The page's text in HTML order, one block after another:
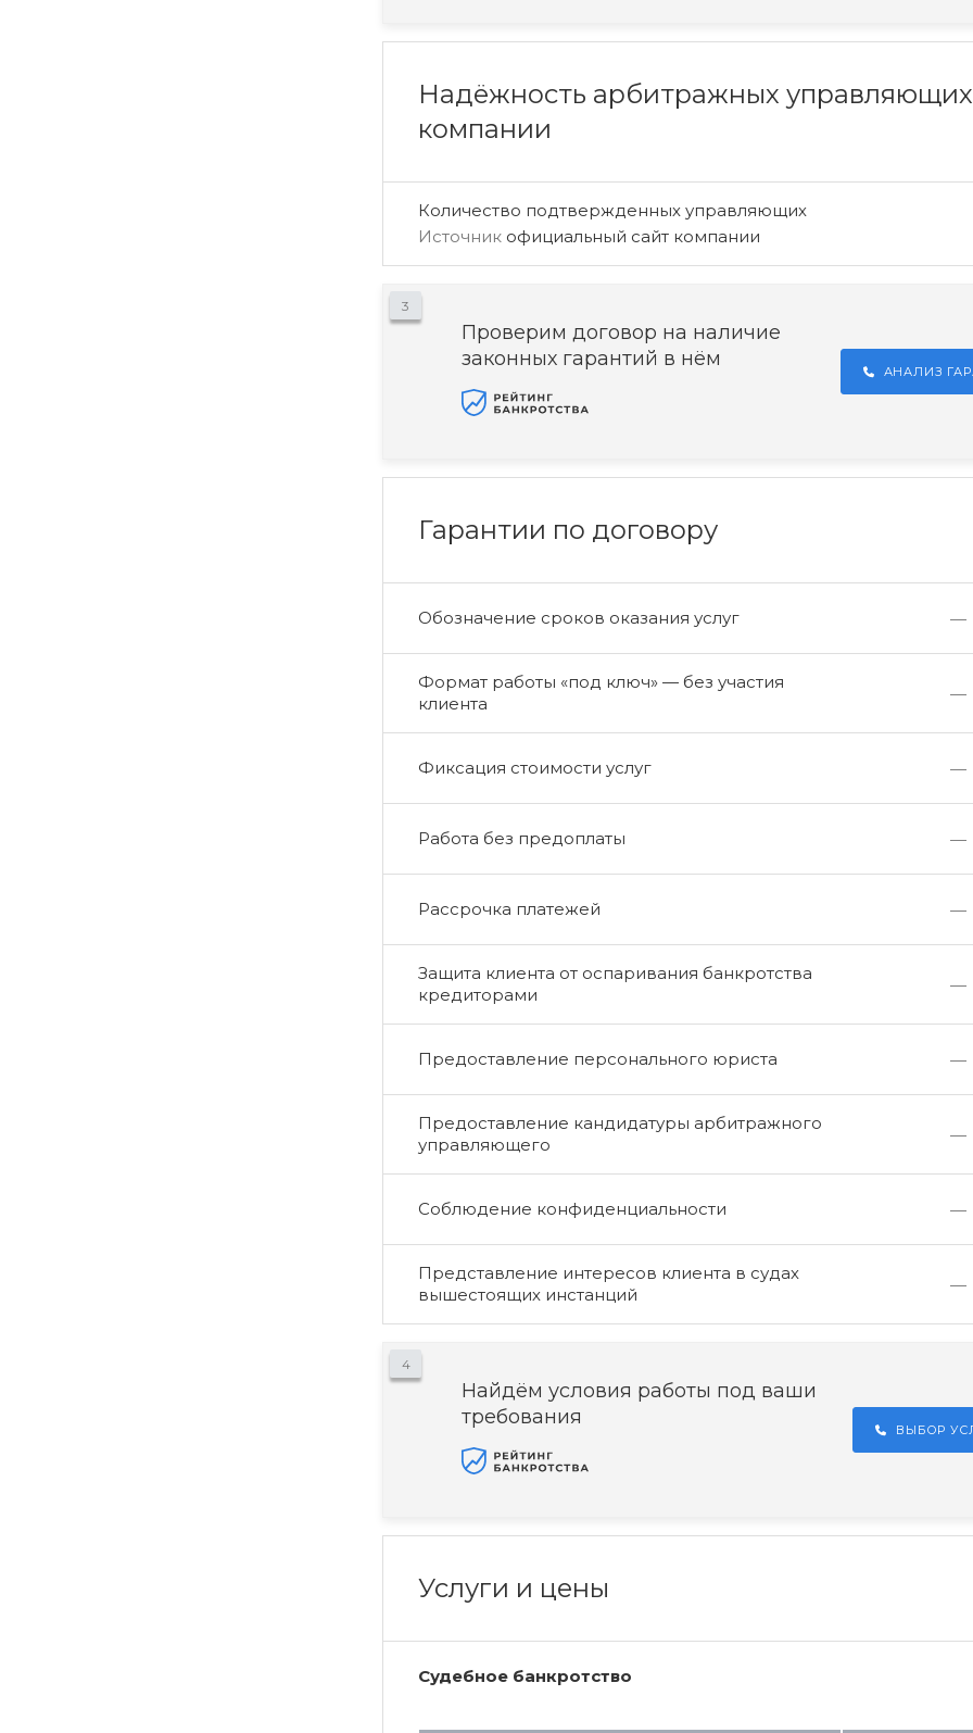
Надёжность арбитражных управляющих
компании
Количество подтвержденных управляющих
Источник официальный сайт компании
3
Проверим договор на наличие
законных гарантий в нём
АНАЛИЗ
Гарантии по договору
Обозначение сроков оказания услуг —
Формат работы «под ключ» — без участия
клиента
—
Фиксация стоимости услуг —
Работа без предоплаты —
Рассрочка платежей —
Защита клиента от оспаривания банкротства
кредиторами
—
Предоставление персонального юриста —
Предоставление кандидатуры арбитражного
управляющего
—
Соблюдение конфиденциальности —
Представление интересов клиента в судах
вышестоящих инстанций
—
4
Найдём условия работы под ваши
требования
ВЫБОР
Услуги и цены
Судебное банкротство